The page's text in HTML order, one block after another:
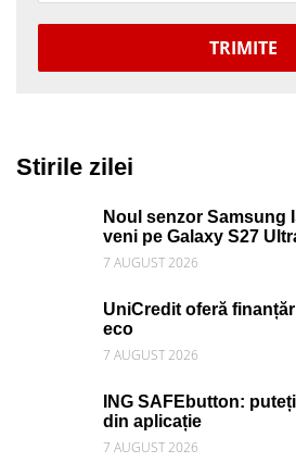
TRIMITE
Stirile zilei
Noul senzor Samsung
veni pe Galaxy S27
7 AUGUST 2026
UniCredit oferă
eco
7 AUGUST 2026
ING SAFEbutton:
din aplicație
7 AUGUST 2026